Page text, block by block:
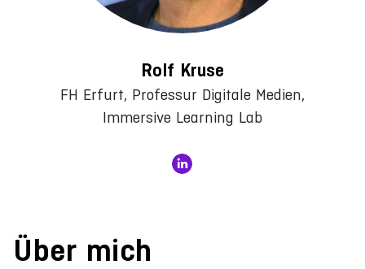
Rolf Kruse
FH Erfurt, Professur Digitale Medien,
Immersive Learning Lab
Über mich